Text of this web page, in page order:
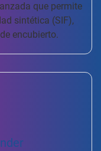
que permite
sintética (SIF),
encubierto.